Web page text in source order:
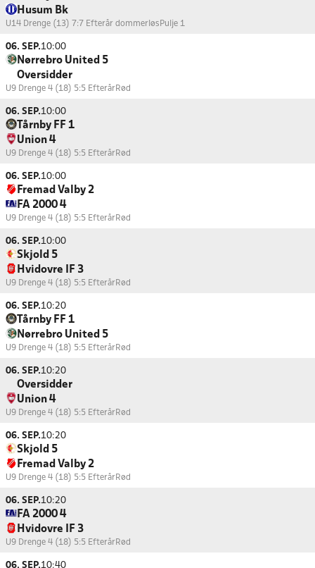
Husum Bk
U14 Drenge (13) 7:7 Efterår dommerløs Pulje 1
06. SEP.10:00
Nørrebro United 5
Oversidder
U9 Drenge 4 (18) 5:5 EfterårRød
06. SEP.10:00
Tårnby FF 1
Union 4
U9 Drenge 4 (18) 5:5 EfterårRød
06. SEP.10:00
Fremad Valby 2
FA 2000 4
U9 Drenge 4 (18) 5:5 EfterårRød
06. SEP.10:00
Skjold 5
Hvidovre IF 3
U9 Drenge 4 (18) 5:5 EfterårRød
06. SEP.10:20
Tårnby FF 1
Nørrebro United 5
U9 Drenge 4 (18) 5:5 EfterårRød
06. SEP.10:20
Oversidder
Union 4
U9 Drenge 4 (18) 5:5 EfterårRød
06. SEP.10:20
Skjold 5
Fremad Valby 2
U9 Drenge 4 (18) 5:5 EfterårRød
06. SEP.10:20
FA 2000 4
Hvidovre IF 3
U9 Drenge 4 (18) 5:5 EfterårRød
06. SEP.10:40